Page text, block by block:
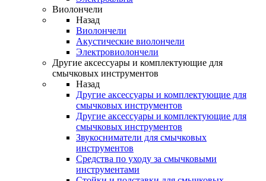
Виолончели
Назад
Виолончели
Акустические виолончели
Электровиолончели
Другие аксессуары и комплектующие для
смычковых инструментов
Назад
Другие аксессуары и комплектующие для
смычковых инструментов
Другие аксессуары и комплектующие для
смычковых инструментов
Звукосниматели для смычковых
инструментов
Средства по уходу за смычковыми
инструментами